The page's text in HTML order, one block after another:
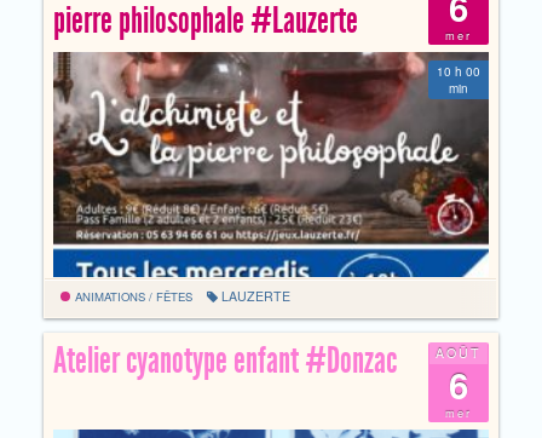
mer
pierre philosophale #Lauzerte
10 h 00
min
ANIMATIONS / FÊTES LAUZERTE
AOÛT
6
mer
Atelier cyanotype enfant #Donzac